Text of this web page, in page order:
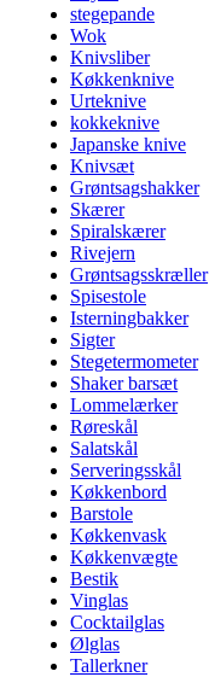
stegepande
Wok
Knivsliber
Køkkenknive
Urteknive
kokkeknive
Japanske knive
Knivsæt
Grøntsagshakker
Skærer
Spiralskærer
Rivejern
Grøntsagsskræller
Spisestole
Isterningbakker
Sigter
Stegetermometer
Shaker barsæt
Lommelærker
Røreskål
Salatskål
Serveringsskål
Køkkenbord
Barstole
Køkkenvask
Køkkenvægte
Bestik
Vinglas
Cocktailglas
Ølglas
Tallerkner